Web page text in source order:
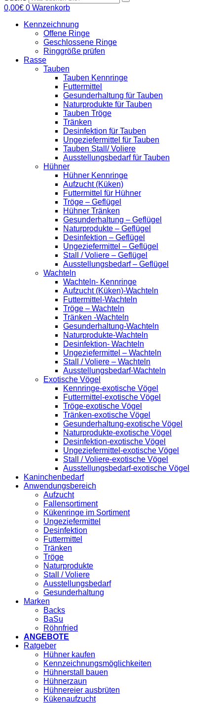
0,00€ 0 Warenkorb
Kennzeichnung
Offene Ringe
Geschlossene Ringe
Ringgröße prüfen
Rasse
Tauben
Tauben Kennringe
Futtermittel
Gesunderhaltung für Tauben
Naturprodukte für Tauben
Tauben Tröge
Tränken
Desinfektion für Tauben
Ungeziefermittel für Tauben
Tauben Stall/ Voliere
Ausstellungsbedarf für Tauben
Hühner
Hühner Kennringe
Aufzucht (Küken)
Futtermittel für Hühner
Tröge – Geflügel
Hühner Tränken
Gesunderhaltung – Geflügel
Naturprodukte – Geflügel
Desinfektion – Geflügel
Ungeziefermittel – Geflügel
Stall / Voliere – Geflügel
Ausstellungsbedarf – Geflügel
Wachteln
Wachteln- Kennringe
Aufzucht (Küken)-Wachteln
Futtermittel-Wachteln
Tröge – Wachteln
Tränken -Wachteln
Gesunderhaltung-Wachteln
Naturprodukte-Wachteln
Desinfektion- Wachteln
Ungeziefermittel – Wachteln
Stall / Voliere – Wachteln
Ausstellungsbedarf-Wachteln
Exotische Vögel
Kennringe-exotische Vögel
Futtermittel-exotische Vögel
Tröge-exotische Vögel
Tränken-exotische Vögel
Gesunderhaltung-exotische Vögel
Naturprodukte-exotische Vögel
Desinfektion-exotische Vögel
Ungeziefermittel-exotische Vögel
Stall / Voliere-exotische Vögel
Ausstellungsbedarf-exotische Vögel
Kaninchenbedarf
Anwendungsbereich
Aufzucht
Fallensortiment
Kükenringe im Sortiment
Ungeziefermittel
Desinfektion
Futtermittel
Tränken
Tröge
Naturprodukte
Stall / Voliere
Ausstellungsbedarf
Gesunderhaltung
Marken
Backs
BaSu
Röhnfried
ANGEBOTE
Ratgeber
Hühner kaufen
Kennzeichnungsmöglichkeiten
Hühnerstall bauen
Hühnerzaun
Hühnereier ausbrüten
Kükenaufzucht